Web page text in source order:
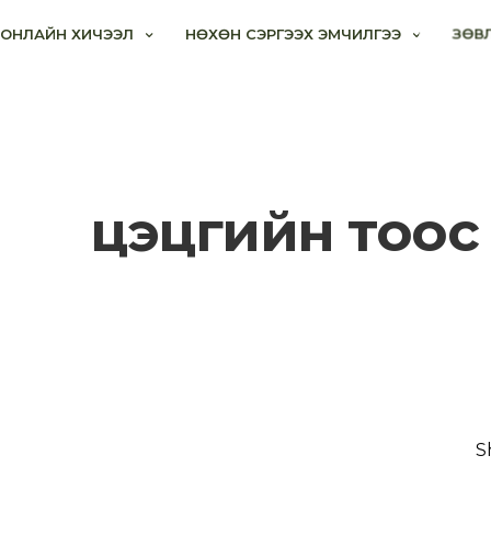
ОНЛАЙН ХИЧЭЭЛ НӨХӨН СЭРГЭЭХ ЭМЧИЛГЭЭ
цэцгийн тоос